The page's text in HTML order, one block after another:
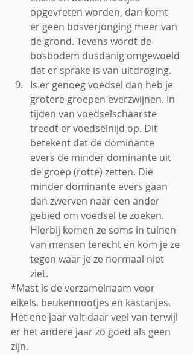
opgevreten worden, dan komt
er geen bosverjonging meer van
de grond. Tevens wordt de
bosbodem dusdanig omgewoeld
dat er sprake is van uitdroging.
Is er genoeg voedsel dan heb je
grotere groepen everzwijnen. In
tijden van voedselschaarste
treedt er voedselnijd op. Dit
betekent dat de dominante
evers de minder dominante uit
de groep (rotte) zetten. Die
minder dominante evers gaan
dan zwerven naar een ander
gebied om voedsel te zoeken.
Hierbij komen ze soms in tuinen
van mensen terecht en kom je ze
tegen waar je ze normaal niet
ziet.
*Mast is de verzamelnaam voor
eikels, beukennootjes en kastanjes.
Het ene jaar valt daar veel van terwijl
er het andere jaar zo goed als geen
zijn.